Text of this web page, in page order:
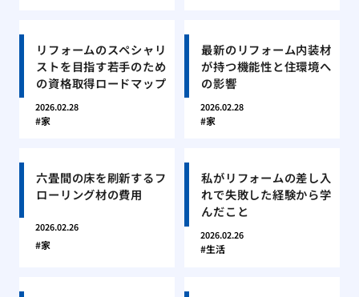
リフォームのスペシャリ
ストを目指す若手のため
の資格取得ロードマップ
2026.02.28
家
最新のリフォーム内装材
が持つ機能性と住環境へ
の影響
2026.02.28
家
六畳間の床を刷新するフ
ローリング材の費用
2026.02.26
家
私がリフォームの差し入
れで失敗した経験から学
んだこと
2026.02.26
生活